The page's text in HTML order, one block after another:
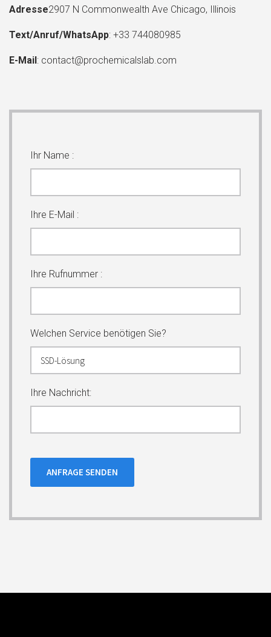
Adresse2907 N Commonwealth Ave Chicago, Illinois
Text/Anruf/WhatsApp: +33 744080985
E-Mail : contact@prochemicalslab.com
Ihr Name :
Ihre E-Mail :
Ihre Rufnummer :
Welchen Service benötigen Sie?
Ihre Nachricht: